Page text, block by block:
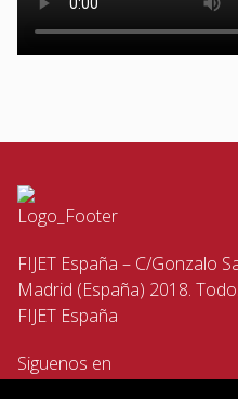
FIJET España – C/Gonzalo
Madrid (España) 2018.
FIJET España
Siguenos en